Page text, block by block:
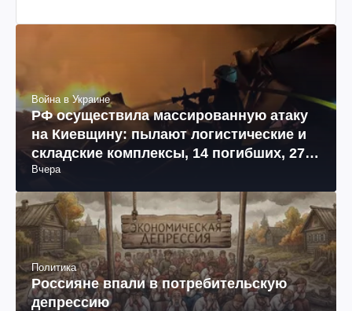
Война в Украине
РФ осуществила массированную атаку
на Киевщину: пылают логистические и
складские комплексы, 14 погибших, 27
раненых (фото, видео)
Вчера
Политика
Россияне впали в потребительскую
депрессию